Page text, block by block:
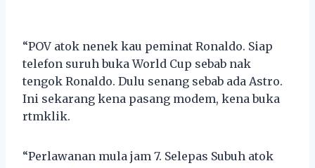
“POV atok nenek kau peminat Ronaldo. Siap
telefon suruh buka World Cup sebab nak
tengok Ronaldo. Dulu senang sebab ada Astro.
Ini sekarang kena pasang modem, kena buka
rtmklik.
“Perlawanan mula jam 7. Selepas Subuh atok